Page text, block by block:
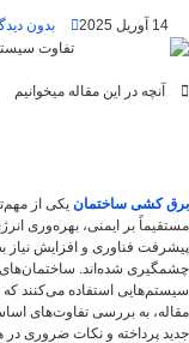
14 آوریل 2025 بدون
آنچه در این مقاله میخوانیم
برق‌ کشی ساختمان یکی از
مستقیماً بر ایمنی، بهره‌وری
پیشرفت فناوری و افزایش
چشمگیری شده‌اند. ساختمان‌های
سیستم‌هایی استفاده می‌کنند که
مقاله، به بررسی تفاوت‌های
جدید پرداخته و نکات ضروری